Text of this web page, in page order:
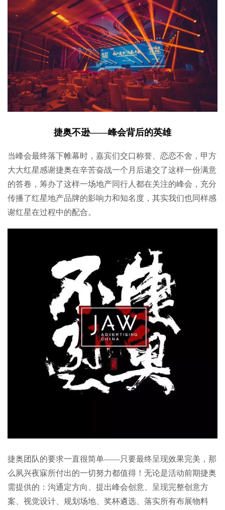
捷奥不逊——峰会背后的英雄
当峰会最终落下帷幕时，嘉宾们交口称誉、恋恋不舍，甲方
大大红星感谢捷奥在辛苦奋战一个月后递交了这样一份满意
的答卷，筹办了这样一场地产同行人都在关注的峰会，充分
传播了红星地产品牌的影响力和知名度，其实我们也同样感
谢红星在过程中的配合。
捷奥团队的要求一直很简单——只要最终呈现效果完美，那
么夙兴夜寐所付出的一切努力都值得！无论是活动前期捷奥
需提供的：沟通定方向、提出峰会创意、呈现完整创意方
案、视觉设计、规划场地、奖杯遴选、落实所有布展物料